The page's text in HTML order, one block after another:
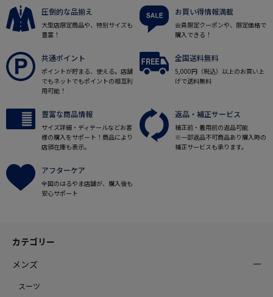
圧倒的な品揃え
大型店限定商品や、特別サイズも
豊富！
お買い得情報満載
会員限定クーポンや、限定価格で
購入できる！
共通ポイント
ポイントが貯まる、使える。店舗
でもネットでもポイントの相互利
用可能！
全国送料無料
5,000円（税込）以上のお買い上
げで送料無料
豊富な商品情報
サイズ詳細・ディテールなどお客
様の購入をサポート！商品により
店頭在庫も表示。
返品・補正サービス
補正前・着用前の返品可能
※一部返品不可商品あり購入時の
補正サービスも承ります。
アフターケア
全国のはるやま店舗が、購入後も
安心サポート
カテゴリー
メンズ
スーツ